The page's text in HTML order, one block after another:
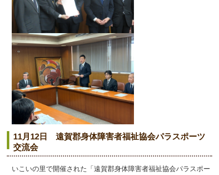
11月12日 遠賀郡身体障害者福祉協会パラスポーツ
交流会
いこいの里で開催された「遠賀郡身体障害者福祉協会パラスポー